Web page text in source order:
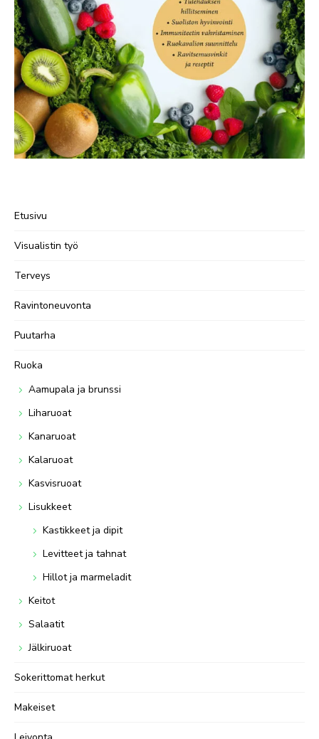
Etusivu
Visualistin työ
Terveys
Ravintoneuvonta
Puutarha
Ruoka
Aamupala ja brunssi
Liharuoat
Kanaruoat
Kalaruoat
Kasvisruoat
Lisukkeet
Kastikkeet ja dipit
Levitteet ja tahnat
Hillot ja marmeladit
Keitot
Salaatit
Jälkiruoat
Sokerittomat herkut
Makeiset